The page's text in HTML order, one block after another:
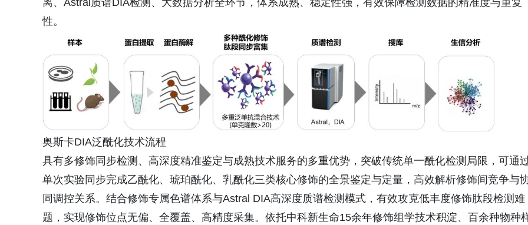
离、Astral质谱DIA检测、大数据分析全环节，体系成熟、稳定性强，有效保障检测数据的精准度与重复
性。
奥斯卡DIA泛酰化技术流程
具有多修饰同步检测、高深度精准鉴定与成熟技术服务的多重优势，突破传统单一酰化检测局限，可通
单次实验同步完成乙酰化、琥珀酰化、乳酰化三类核心修饰的全景鉴定与定量，高效解析修饰间竞争与
同调控关系。结合修饰专属色谱体系与Astral DIA高深度质谱检测模式，有效攻克低丰度修饰肽段检测难
题，实现修饰位点无偏、全覆盖、高精度采集。依托中科新生命15余年修饰组学技术积淀、百余种物种